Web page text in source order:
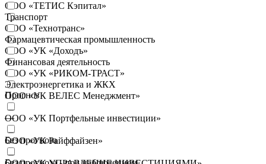
ООО «ТЕТИС Кэпитал»
ООО «Технотранс»
ООО «УК «Доходъ»
ООО «УК «РИКОМ-ТРАСТ»
ООО «УК ВЕЛЕС Менеджмент»
ООО «УК Портфельные инвестиции»
ООО «УК Райффайзен»
Транспорт
Фармацевтическая промышленность
Финансовая деятельность
Электроэнергетика и ЖКХ
Прогноз
—
Без прогноза